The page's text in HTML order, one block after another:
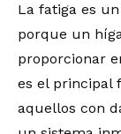
La fatiga es
porque un
proporcionar
es el principal
aquellos con